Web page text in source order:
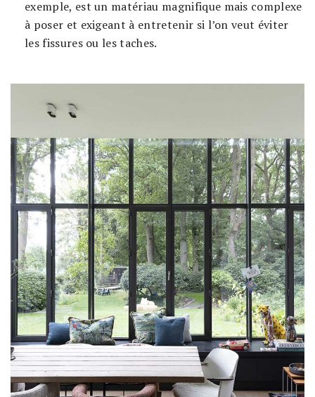
exemple, est un matériau magnifique mais complexe
à poser et exigeant à entretenir si l’on veut éviter
les fissures ou les taches.